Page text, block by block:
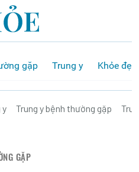
gặp Trung y Khỏe đẹp
y Trung y bệnh thường gặp
GẶP